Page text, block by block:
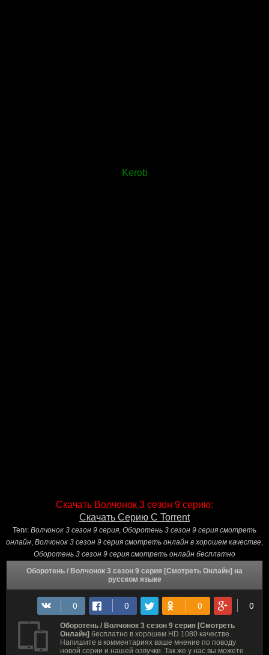
Kerob
Скачать Волчонок 3 сезон 9 серию:
Скачать Серию С Torrent
Теги: Волчонок 3 сезон 9 серия, Оборотень 3 сезон 9 серия смотреть
онлайн, Волчонок 3 сезон 9 серия смотреть онлайн в хорошем качестве,
Оборотень 3 сезон 9 серия смотреть онлайн бесплатно
Оборотень / Волчонок 3 сезон 9 серия [Смотреть Онлайн] на
русском языке
Оборотень / Волчонок 3 сезон 9 серия [Смотреть
Онлайн] бесплатно в хорошем HD 1080 качестве.
Напишите в комментариях ваше мнение по поводу
новой серии и нашей озвучки. Так же у нас вы можете